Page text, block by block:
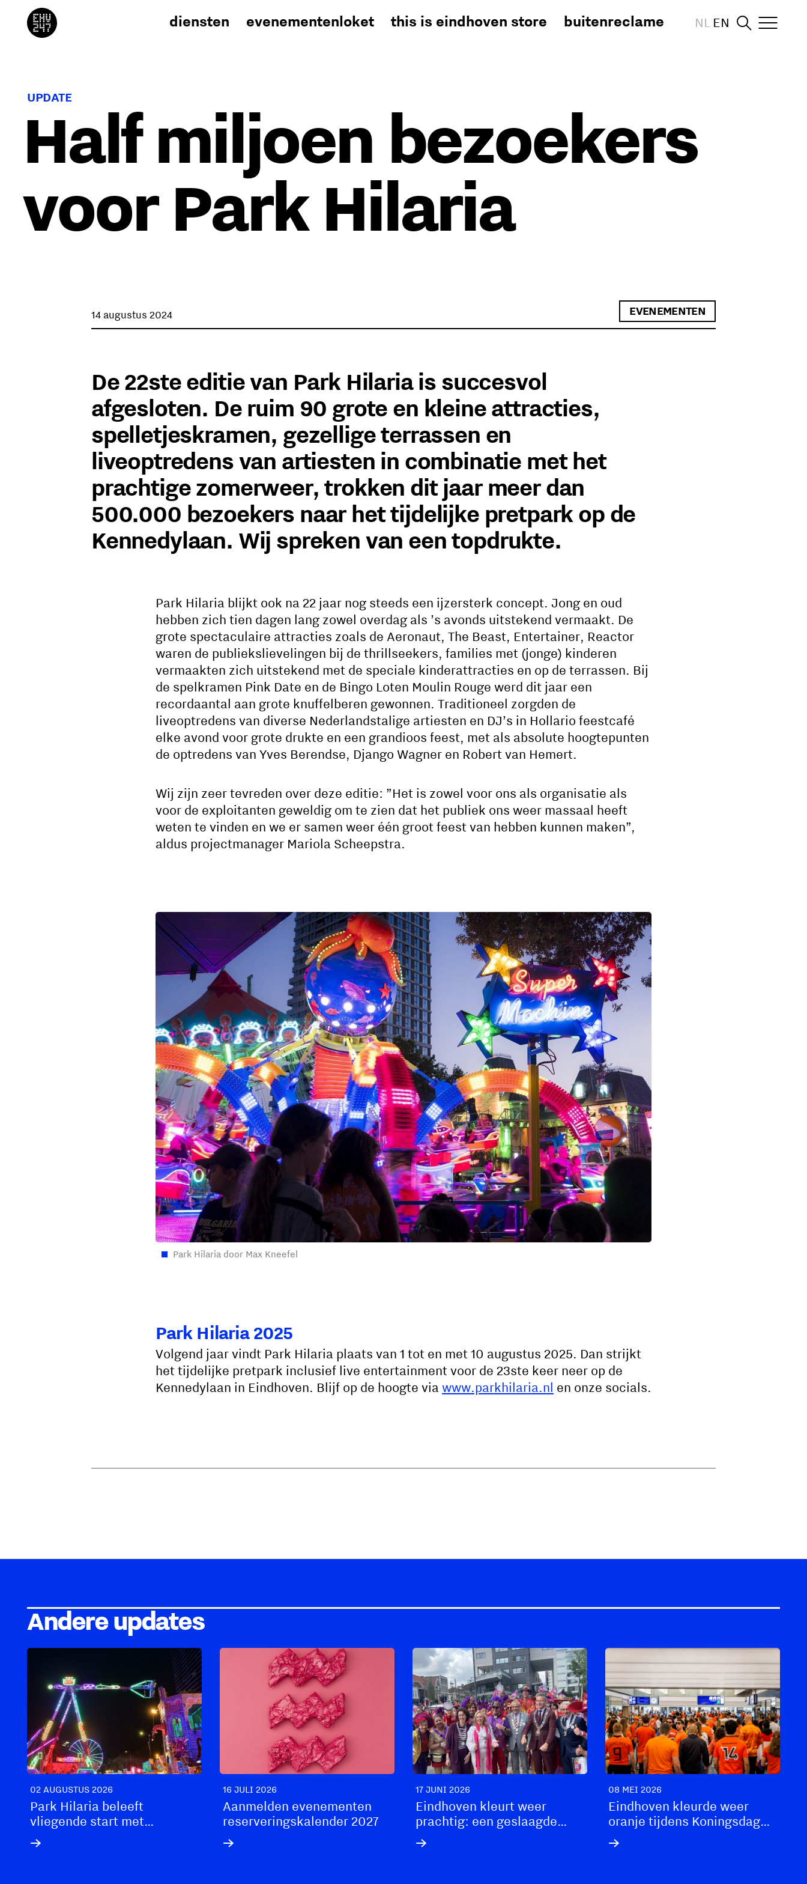
diensten evenementenloket this is eindhoven store buitenreclame NL EN
UPDATE
Half miljoen bezoekers
voor Park Hilaria
14 augustus 2024 EVENEMENTEN
De 22ste editie van Park Hilaria is succesvol
afgesloten. De ruim 90 grote en kleine attracties,
spelletjeskramen, gezellige terrassen en
liveoptredens van artiesten in combinatie met het
prachtige zomerweer, trokken dit jaar meer dan
500.000 bezoekers naar het tijdelijke pretpark op de
Kennedylaan. Wij spreken van een topdrukte.
Park Hilaria blijkt ook na 22 jaar nog steeds een ijzersterk concept. Jong en oud
hebben zich tien dagen lang zowel overdag als ’s avonds uitstekend vermaakt. De
grote spectaculaire attracties zoals de Aeronaut, The Beast, Entertainer, Reactor
waren de publiekslievelingen bij de thrillseekers, families met (jonge) kinderen
vermaakten zich uitstekend met de speciale kinderattracties en op de terrassen. Bij
de spelkramen Pink Date en de Bingo Loten Moulin Rouge werd dit jaar een
recordaantal aan grote knuffelberen gewonnen. Traditioneel zorgden de
liveoptredens van diverse Nederlandstalige artiesten en DJ’s in Hollario feestcafé
elke avond voor grote drukte en een grandioos feest, met als absolute hoogtepunten
de optredens van Yves Berendse, Django Wagner en Robert van Hemert.
Wij zijn zeer tevreden over deze editie: ”Het is zowel voor ons als organisatie als
voor de exploitanten geweldig om te zien dat het publiek ons weer massaal heeft
weten te vinden en we er samen weer één groot feest van hebben kunnen maken”,
aldus projectmanager Mariola Scheepstra.
Park Hilaria door Max Kneefel
Park Hilaria 2025
Volgend jaar vindt Park Hilaria plaats van 1 tot en met 10 augustus 2025. Dan strijkt
het tijdelijke pretpark inclusief live entertainment voor de 23ste keer neer op de
Kennedylaan in Eindhoven. Blijf op de hoogte viawww.parkhilaria.nl en onze socials.
Andere updates
02 AUGUSTUS 2026
Park Hilaria beleeft
vliegende start met
spectaculaire nieuwe
attracties
16 JULI 2026
Aanmelden evenementen
reserveringskalender 2027
17 JUNI 2026
Eindhoven kleurt weer
prachtig: een geslaagde
Eindhoven Pride 2026
08 MEI 2026
Eindhoven kleurde weer
oranje tijdens Koningsdag
2026